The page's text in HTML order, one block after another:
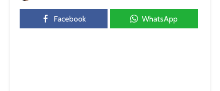
Facebook WhatsApp